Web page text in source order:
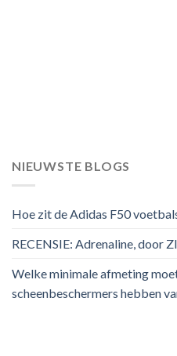
NIEUWSTE BLOGS
Hoe zit de Adidas F50
RECENSIE: Adrenaline, door
Welke minimale afmeting
scheenbeschermers hebben